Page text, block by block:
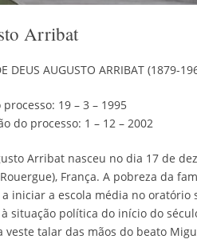
Arribat
DEUS AUGUSTO ARRIBAT (1879-
19 – 3 – 1995
do processo: 1 – 12 – 2002
Arribat nasceu no dia 17 de
França. A pobreza da
iniciar a escola média no oratório
situação política do início do
talar das mãos do beato